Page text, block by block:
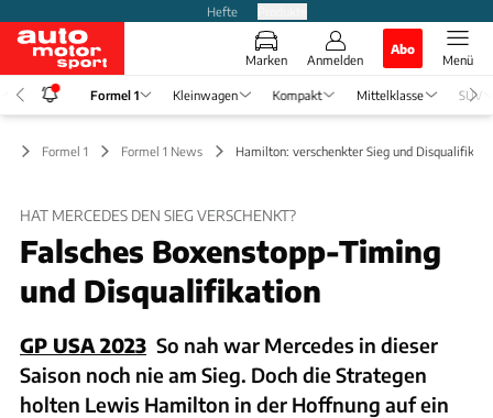
Hefte
Marken Anmelden
Abo
Menü
Formel 1 Kleinwagen Kompakt Mittelklasse SUV
Formel 1 Formel 1 News Hamilton: verschenkter Sieg und
HAT MERCEDES DEN SIEG VERSCHENKT?​
Falsches Boxenstopp-Timing
und Disqualifikation
GP USA 2023 So nah war Mercedes in dieser
Saison noch nie am Sieg. Doch die Strategen
holten Lewis Hamilton in der Hoffnung auf ein